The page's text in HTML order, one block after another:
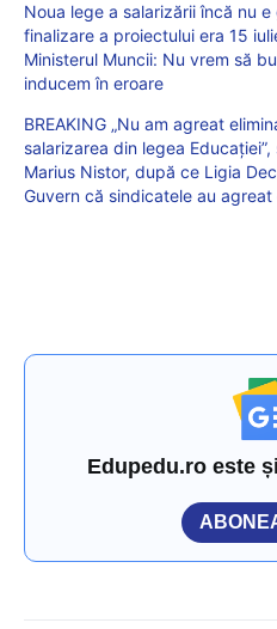
Noua lege a salarizării încă nu
finalizare a proiectului era 15
Ministerul Muncii: Nu vrem să
inducem în eroare
BREAKING „Nu am agreat
salarizarea din legea Educației”,
Marius Nistor, după ce Ligia
Guvern că sindicatele au agreat
Edupedu.ro este